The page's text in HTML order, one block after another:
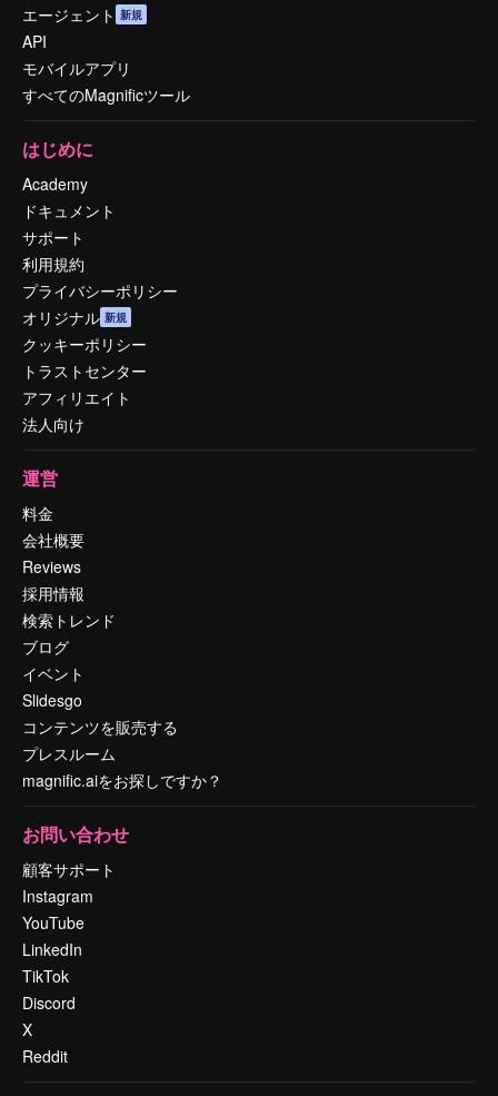
エージェント 新規
API
モバイルアプリ
すべてのMagnificツール
はじめに
Academy
ドキュメント
サポート
利用規約
プライバシーポリシー
オリジナル 新規
クッキーポリシー
トラストセンター
アフィリエイト
法人向け
運営
料金
会社概要
Reviews
採用情報
検索トレンド
ブログ
イベント
Slidesgo
コンテンツを販売する
プレスルーム
magnific.aiをお探しですか？
お問い合わせ
顧客サポート
Instagram
YouTube
LinkedIn
TikTok
Discord
X
Reddit